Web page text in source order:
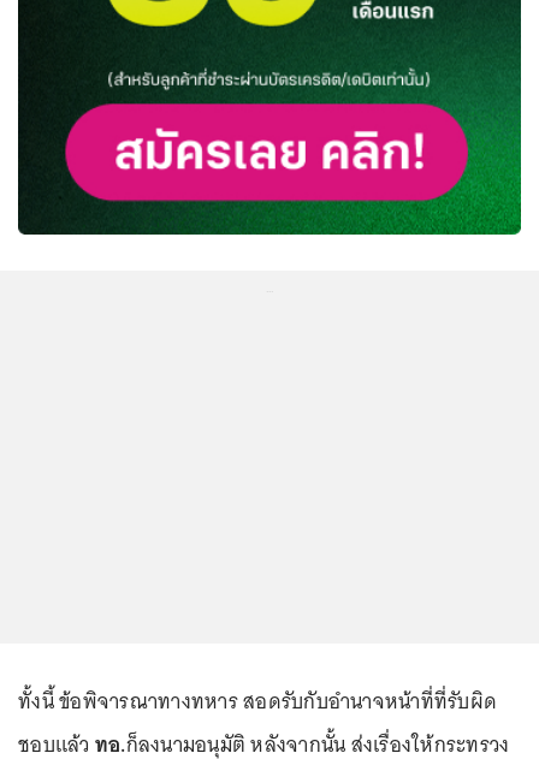
ทั้งนี้ ข้อพิจารณาทางทหาร สอดรับกับอำนาจหน้าที่ที่รับผิด
ชอบแล้ว ทอ.ก็ลงนามอนุมัติ หลังจากนั้น ส่งเรื่องให้กระทรวง